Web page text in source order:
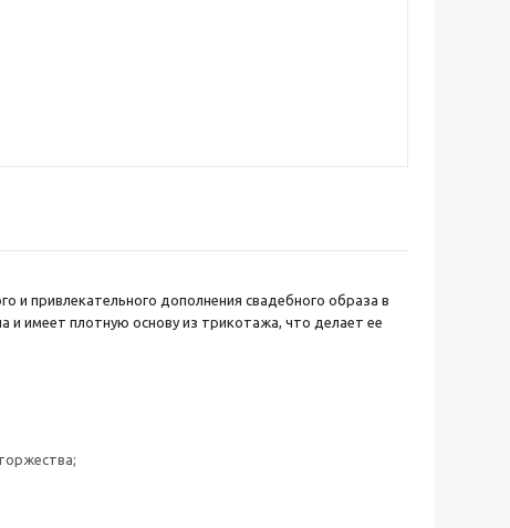
и привлекательного дополнения свадебного образа в
и имеет плотную основу из трикотажа, что делает ее